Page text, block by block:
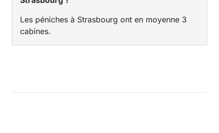
Les péniches à Strasbourg ont en moyenne 3
cabines.